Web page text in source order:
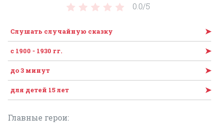
0.0/5
Слушать случайную сказку ➤
с 1900 - 1930 гг. ➤
до 3 минут ➤
для детей 15 лет ➤
Главные герои: